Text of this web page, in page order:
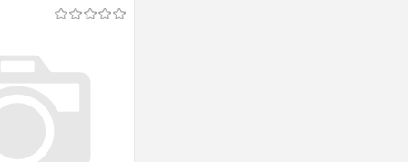
В наличии